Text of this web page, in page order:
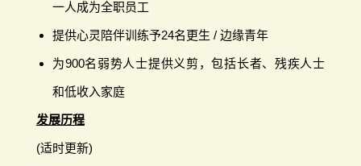
一人成为全职员工
提供心灵陪伴训练予24名更生 / 边缘青年
为900名弱势人士提供义剪，包括长者、残疾人士
和低收入家庭
发展历程
(适时更新)